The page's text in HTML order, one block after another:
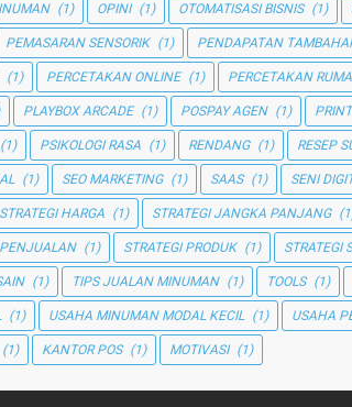
(1) OPINI (1) OTOMATISASI BISNIS (1)
PEMASARAN SENSORIK (1) PENDAPATAN
(1) PERCETAKAN ONLINE (1) PERCETAKAN
PLAYBOX ARCADE (1) POSPAY AGEN (1)
(1) PSIKOLOGI RASA (1) RENDANG (1) RESEP
(1) SEO MARKETING (1) SAAS (1) SENI
STRATEGI HARGA (1) STRATEGI JANGKA PANJANG
(1) STRATEGI PRODUK (1) STRATEGI
(1) TIPS JUALAN MINUMAN (1) TOOLS (1)
(1) USAHA MINUMAN MODAL KECIL (1) USAHA
(1) KANTOR POS (1) MOTIVASI (1)